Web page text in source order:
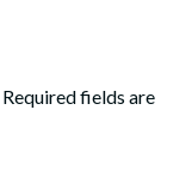
Required fields are